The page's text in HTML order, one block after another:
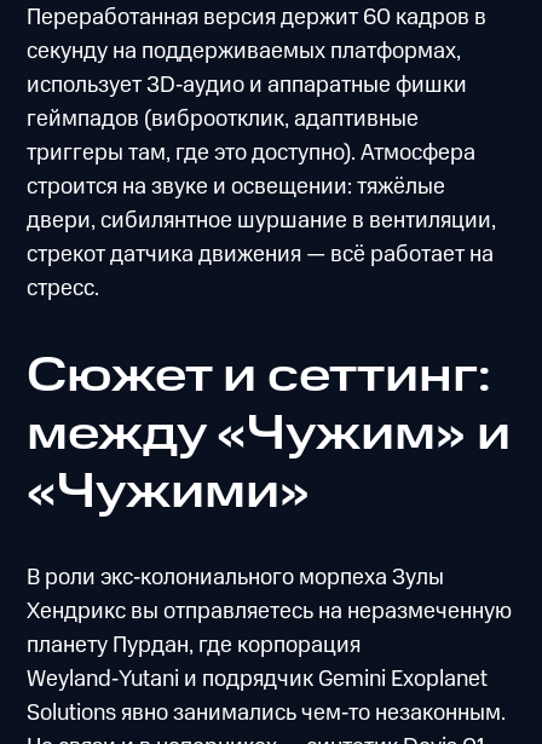
Переработанная версия держит 60 кадров в
секунду на поддерживаемых платформах,
использует 3D‑аудио и аппаратные фишки
геймпадов (виброотклик, адаптивные
триггеры там, где это доступно). Атмосфера
строится на звуке и освещении: тяжёлые
двери, сибилянтное шуршание в вентиляции,
стрекот датчика движения — всё работает на
стресс.
Сюжет и сеттинг:
между «Чужим» и
«Чужими»
В роли экс‑колониального морпеха Зулы
Хендрикс вы отправляетесь на неразмеченную
планету Пурдан, где корпорация
Weyland‑Yutani и подрядчик Gemini Exoplanet
Solutions явно занимались чем‑то незаконным.